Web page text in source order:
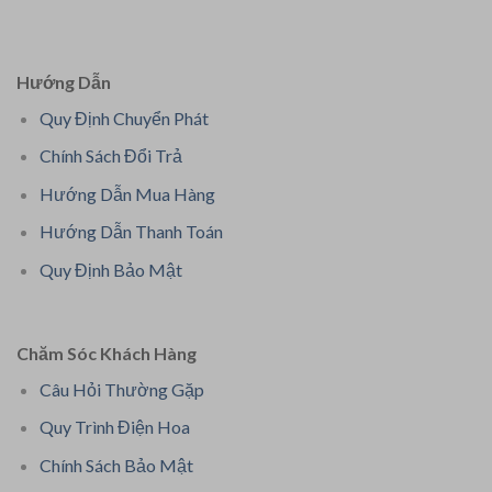
Hướng Dẫn
Quy Định Chuyển Phát
Chính Sách Đổi Trả
Hướng Dẫn Mua Hàng
Hướng Dẫn Thanh Toán
Quy Định Bảo Mật
Chăm Sóc Khách Hàng
Câu Hỏi Thường Gặp
Quy Trình Điện Hoa
Chính Sách Bảo Mật